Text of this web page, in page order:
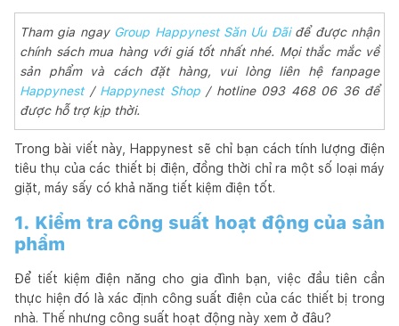
Tham gia ngay Group Happynest Săn Ưu Đãi để được nhận
chính sách mua hàng với giá tốt nhất nhé. Mọi thắc mắc về
sản phẩm và cách đặt hàng, vui lòng liên hệ fanpage
Happynest/ Happynest Shop/ hotline 093 468 06 36 để
được hỗ trợ kịp thời.
Trong bài viết này, Happynest sẽ chỉ bạn cách tính lượng điện
tiêu thụ của các thiết bị điện, đồng thời chỉ ra một số loại máy
giặt, máy sấy có khả năng tiết kiệm điện tốt.
1. Kiểm tra công suất hoạt động của sản
phẩm
Để tiết kiệm điện năng cho gia đình bạn, việc đầu tiên cần
thực hiện đó là xác định công suất điện của các thiết bị trong
nhà. Thế nhưng công suất hoạt động này xem ở đâu?